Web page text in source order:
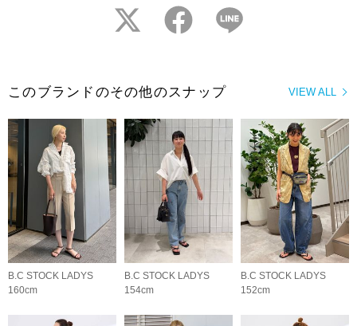
twitter facebook
VIEW ALL
このブランドのその他のスナップ
B.C STOCK LADYS
160cm
B.C STOCK LADYS
154cm
B.C STOCK LADYS
152cm